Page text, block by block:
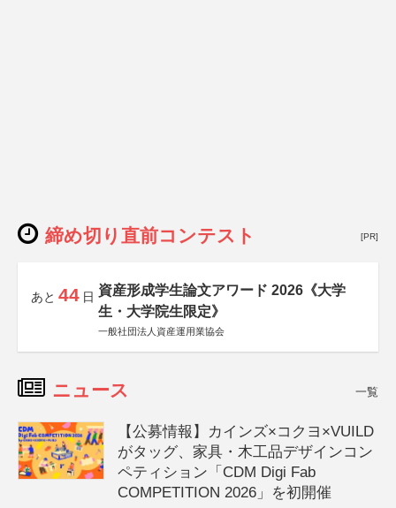
締め切り直前コンテスト [PR]
あと 44 日 資産形成学生論文アワード 2026《大学
生・大学院生限定》
一般社団法人資産運用業協会
ニュース 一覧
【公募情報】カインズ×コクヨ×VUILD
がタッグ、家具・木工品デザインコン
ペティション「CDM Digi Fab
COMPETITION 2026」を初開催